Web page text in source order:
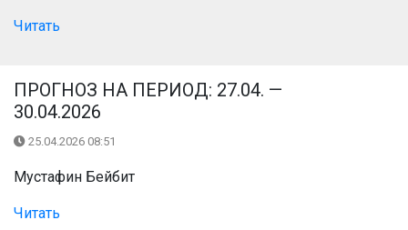
Читать
ПРОГНОЗ НА ПЕРИОД: 27.04. —
30.04.2026
25.04.2026 08:51
Мустафин Бейбит
Читать